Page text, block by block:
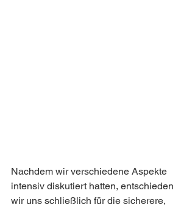
Nachdem wir verschiedene Aspekte
intensiv diskutiert hatten, entschieden
wir uns schließlich für die sicherere,